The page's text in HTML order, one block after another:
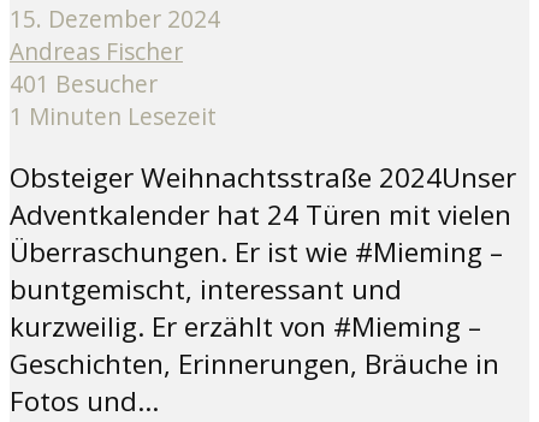
15. Dezember 2024
Andreas Fischer
401 Besucher
1 Minuten Lesezeit
Obsteiger Weihnachtsstraße 2024Unser
Adventkalender hat 24 Türen mit vielen
Überraschungen. Er ist wie #Mieming –
buntgemischt, interessant und
kurzweilig. Er erzählt von #Mieming –
Geschichten, Erinnerungen, Bräuche in
Fotos und...